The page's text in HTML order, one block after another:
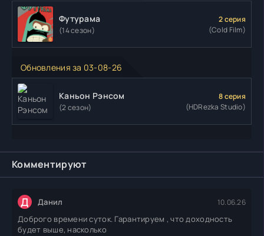
Футурама
(14 сезон)
2 серия
(Cold Film)
Обновления за 03-08-26
Каньон Рэнсом
(2 сезон)
8 серия
(HDRezka Studio)
Комментируют
Д Данил 10.06.26
Доброго времени суток. Гарантируем , что доходность
будет выше, насколько